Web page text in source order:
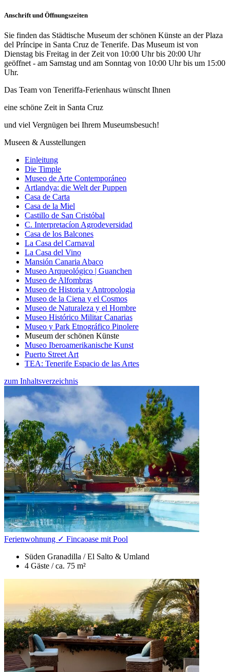
Anschrift und Öffnungszeiten
Sie finden das Städtische Museum der schönen Künste an der Plaza
del Príncipe in Santa Cruz de Tenerife. Das Museum ist von
Dienstag bis Freitag in der Zeit von 10:00 Uhr bis 20:00 Uhr
geöffnet - am Samstag und am Sonntag von 10:00 Uhr bis um 15:00
Uhr.
Das Team von Teneriffa-Ferienhaus wünscht Ihnen
eine schöne Zeit in Santa Cruz
und viel Vergnügen bei Ihrem Museumsbesuch!
Museen & Ausstellungen
Einleitung
Die Timple
Museo de Arte Contemporáneo
Artlandya: die Welt der Puppen
Casa de Carta
Casa de la Miel
Castillo de San Cristóbal
C. Interpretacíon Agrodeversidad
Casa de los Balcones
La Casa del Carnaval
La Casa del Vino
Mansión Canaria Abaco
Museo Arqueológico | Guanchen
Museo de Alfombras
Museo de Historia y Antropologia
Museo de la Ciena y el Cosmos
Museo de Naturaleza y el Hombre
Museo Histórico Militar Canarias
Museo y Park Etnográfico Pinolere
Museum der schönen Künste
Museo Iberoamerikanische Kunst
Puerto Street Art
TEA: Tenerife Espacio de las Artes
zum Inhaltsverzeichnis
Ferienwohnung ✓ Fincaoase mit Pool
Süden Granadilla / El Salto & Umland
4 Gäste /ca. 75 m²